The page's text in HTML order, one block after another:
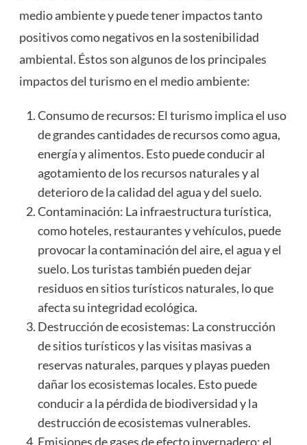
medio ambiente y puede tener impactos tanto
positivos como negativos en la sostenibilidad
ambiental. Éstos son algunos de los principales
impactos del turismo en el medio ambiente:
Consumo de recursos: El turismo implica el uso
de grandes cantidades de recursos como agua,
energía y alimentos. Esto puede conducir al
agotamiento de los recursos naturales y al
deterioro de la calidad del agua y del suelo.
Contaminación: La infraestructura turística,
como hoteles, restaurantes y vehículos, puede
provocar la contaminación del aire, el agua y el
suelo. Los turistas también pueden dejar
residuos en sitios turísticos naturales, lo que
afecta su integridad ecológica.
Destrucción de ecosistemas: La construcción
de sitios turísticos y las visitas masivas a
reservas naturales, parques y playas pueden
dañar los ecosistemas locales. Esto puede
conducir a la pérdida de biodiversidad y la
destrucción de ecosistemas vulnerables.
Emisiones de gases de efecto invernadero: el